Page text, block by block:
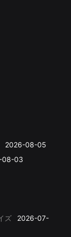
2026-08-05
08-03
ズ
2026-07-